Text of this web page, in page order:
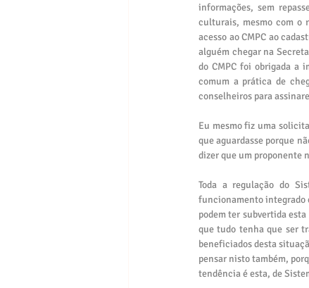
informações, sem
culturais, mesmo com o
acesso ao CMPC ao
alguém chegar na
do CMPC foi obrigada a
comum a prática de
conselheiros para
Eu mesmo fiz uma
que aguardasse porque
dizer que um proponente
Toda a regulação do
funcionamento integrado
podem ter subvertida
que tudo tenha que ser
beneficiados desta
pensar nisto também,
tendência é esta, de